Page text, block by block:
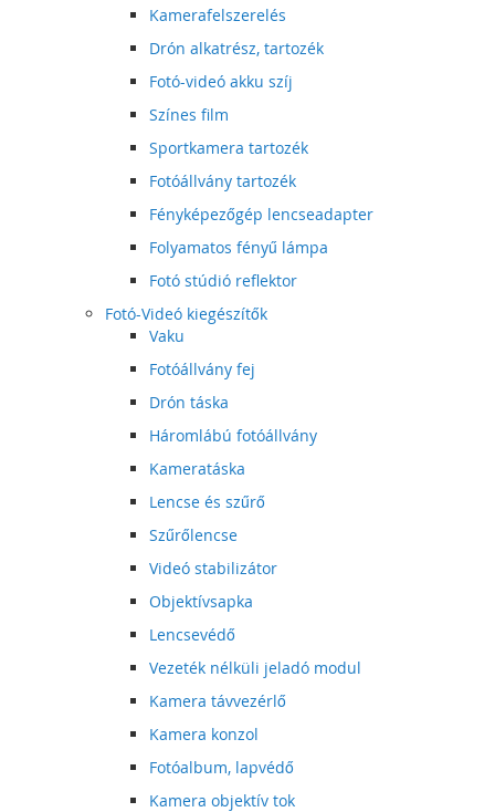
Kamerafelszerelés
Drón alkatrész, tartozék
Fotó-videó akku szíj
Színes film
Sportkamera tartozék
Fotóállvány tartozék
Fényképezőgép lencseadapter
Folyamatos fényű lámpa
Fotó stúdió reflektor
Fotó-Videó kiegészítők
Vaku
Fotóállvány fej
Drón táska
Háromlábú fotóállvány
Kameratáska
Lencse és szűrő
Szűrőlencse
Videó stabilizátor
Objektívsapka
Lencsevédő
Vezeték nélküli jeladó modul
Kamera távvezérlő
Kamera konzol
Fotóalbum, lapvédő
Kamera objektív tok